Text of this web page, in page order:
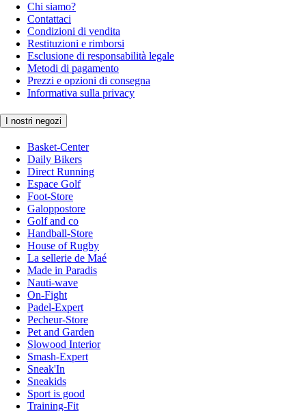
Chi siamo?
Contattaci
Condizioni di vendita
Restituzioni e rimborsi
Esclusione di responsabilità legale
Metodi di pagamento
Prezzi e opzioni di consegna
Informativa sulla privacy
I nostri negozi
Basket-Center
Daily Bikers
Direct Running
Espace Golf
Foot-Store
Galoppostore
Golf and co
Handball-Store
House of Rugby
La sellerie de Maé
Made in Paradis
Nauti-wave
On-Fight
Padel-Expert
Pecheur-Store
Pet and Garden
Slowood Interior
Smash-Expert
Sneak'In
Sneakids
Sport is good
Training-Fit